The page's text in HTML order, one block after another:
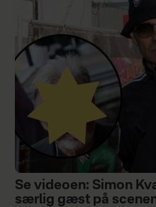
Se videoen: Simon
særlig gæst på